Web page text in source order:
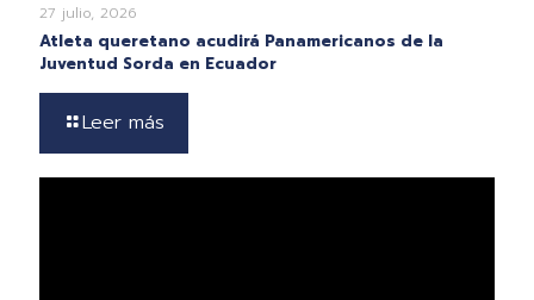
27 julio, 2026
Atleta queretano acudirá Panamericanos de la
Juventud Sorda en Ecuador
Leer más